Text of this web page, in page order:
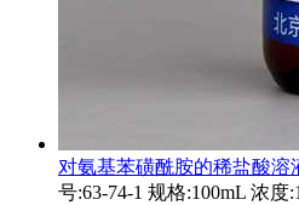
对氨基苯磺酰胺的稀盐酸溶
号:63-74-1 规格:100mL 浓度